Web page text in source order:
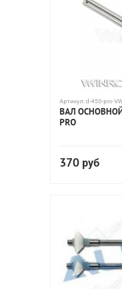
Артикул:d-450-pro-
ВАЛ ОСНОВНОЙ
PRO
370 руб